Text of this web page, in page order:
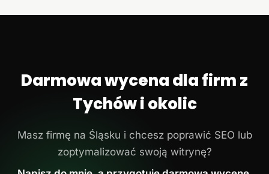
Darmowa wycena dla firm z
Tychów i okolic
Masz firmę na Śląsku i chcesz poprawić SEO lub
zoptymalizować swoją witrynę?